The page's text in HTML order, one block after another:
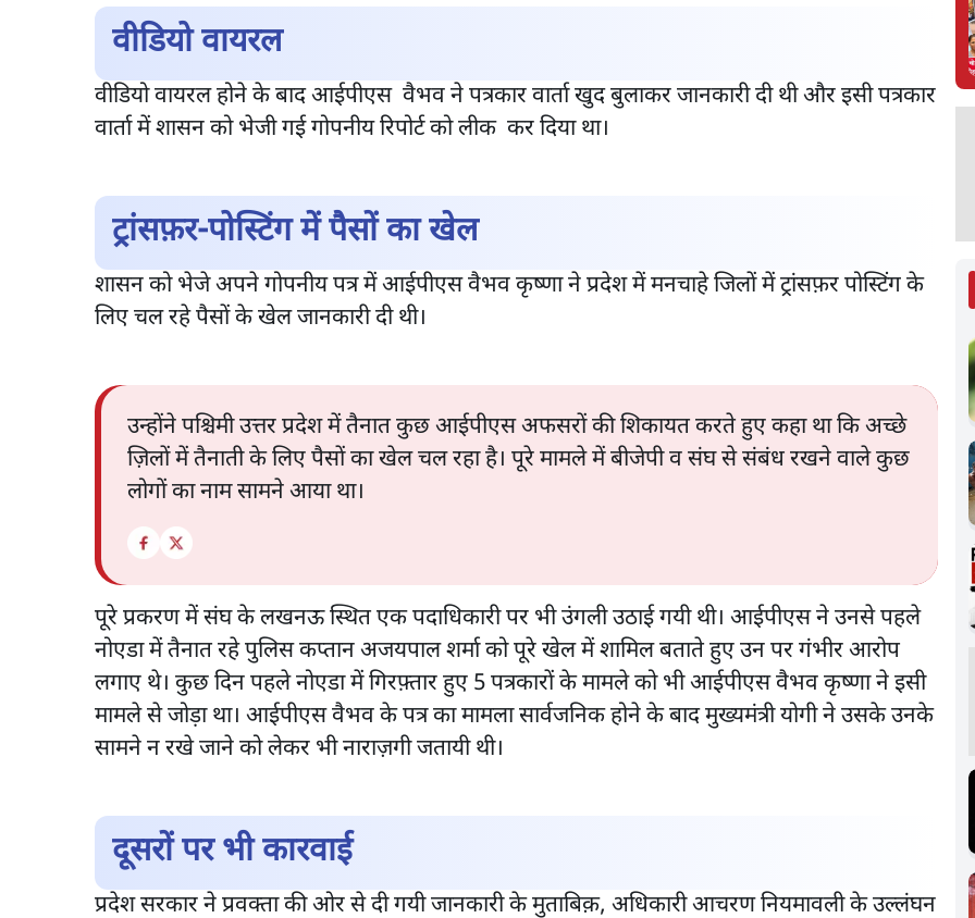
वीडियो वायरल
वीडियो वायरल होने के बाद आईपीएस वैभव ने पत्रकार वार्ता खुद बुलाकर जानकारी दी थी और इसी पत्रकार
वार्ता में शासन को भेजी गई गोपनीय रिपोर्ट को लीक कर दिया था।
ट्रांसफ़र-पोस्टिंग में पैसों का खेल
शासन को भेजे अपने गोपनीय पत्र में आईपीएस वैभव कृष्णा ने प्रदेश में मनचाहे जिलों में ट्रांसफ़र पोस्टिंग के
लिए चल रहे पैसों के खेल जानकारी दी थी।
उन्होंने पश्चिमी उत्तर प्रदेश में तैनात कुछ आईपीएस अफसरों की शिकायत करते हुए कहा था कि अच्छे
ज़िलों में तैनाती के लिए पैसों का खेल चल रहा है। पूरे मामले में बीजेपी व संघ से संबंध रखने वाले कुछ
लोगों का नाम सामने आया था।
पूरे प्रकरण में संघ के लखनऊ स्थित एक पदाधिकारी पर भी उंगली उठाई गयी थी। आईपीएस ने उनसे पहले
नोएडा में तैनात रहे पुलिस कप्तान अजयपाल शर्मा को पूरे खेल में शामिल बताते हुए उन पर गंभीर आरोप
लगाए थे। कुछ दिन पहले नोएडा में गिरफ़्तार हुए 5 पत्रकारों के मामले को भी आईपीएस वैभव कृष्णा ने इसी
मामले से जोड़ा था। आईपीएस वैभव के पत्र का मामला सार्वजनिक होने के बाद मुख्यमंत्री योगी ने उसके उनके
सामने न रखे जाने को लेकर भी नाराज़गी जतायी थी।
दूसरों पर भी कारवाई
प्रदेश सरकार ने प्रवक्ता की ओर से दी गयी जानकारी के मुताबिक़, अधिकारी आचरण नियमावली के उल्लंघन